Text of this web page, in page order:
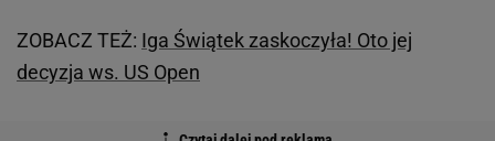
ZOBACZ TEŻ: Iga Świątek zaskoczyła! Oto jej
decyzja ws. US Open